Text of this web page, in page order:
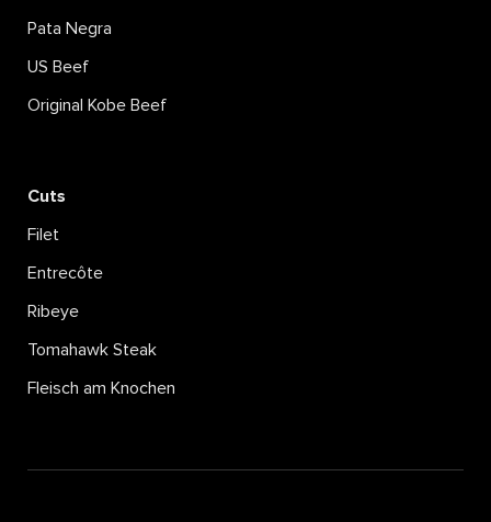
Pata Negra
US Beef
Original Kobe Beef
Cuts
Filet
Entrecôte
Ribeye
Tomahawk Steak
Fleisch am Knochen